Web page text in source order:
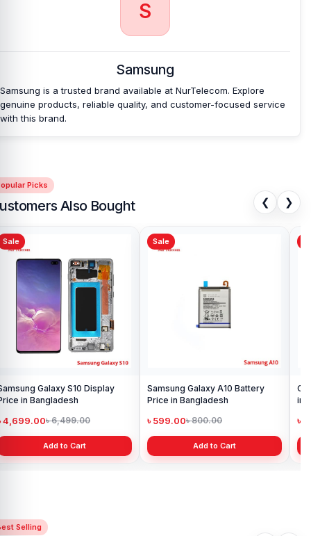
S
Samsung
Samsung is a trusted brand available at NurTelecom. Explore
genuine products, reliable quality, and customer-focused service
with this brand.
Picks
Also Bought ❮ ❯
Sale
Galaxy S10 Display
in Bangladesh
4,699.00৳ 6,499.00
Add to Cart
Sale
Samsung Galaxy A10 Battery
Price in Bangladesh
৳ 599.00৳ 800.00
Add to Cart
in
৳
Selling